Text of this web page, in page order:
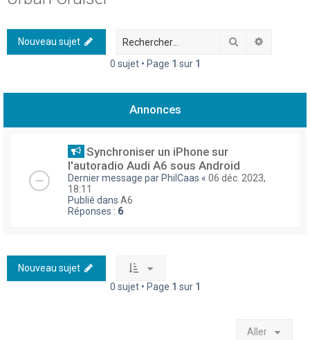
h
r
Nouveau sujet Rechercher
0 sujet • Page 1 sur 1
Annonces
Synchroniser un iPhone sur
l'autoradio Audi A6 sous Android
Dernier message par PhilCaas « 06 déc. 2023,
18:11
Publié dans A6
Réponses : 6
Nouveau sujet
0 sujet • Page 1 sur 1
Aller